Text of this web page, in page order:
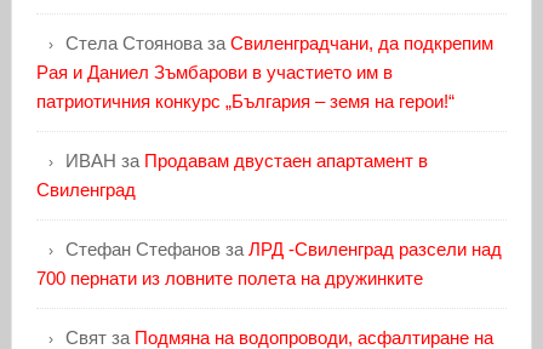
Стела Стояноваза Свиленградчани, да подкрепим
Рая и Даниел Зъмбарови в участието им в
патриотичния конкурс „България – земя на герои!“
ИВАН за Продавам двустаен апартамент в
Свиленград
Стефан Стефановза ЛРД -Свиленград разсели над
700 пернати из ловните полета на дружинките
Святза Подмяна на водопроводи, асфалтиране на